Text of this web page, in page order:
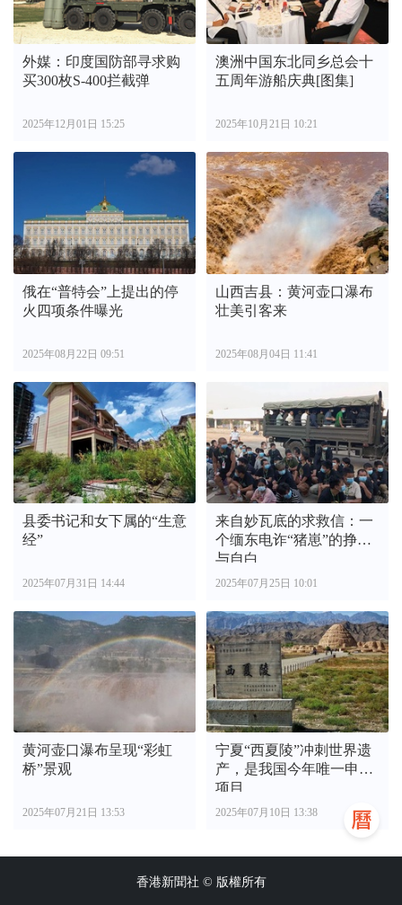
外媒：印度国防部寻求购
买300枚S-400拦截弹
2025年12月01日 15:25
澳洲中国东北同乡总会十
五周年游船庆典[图集]
2025年10月21日 10:21
俄在“普特会”上提出的停
火四项条件曝光
2025年08月22日 09:51
山西吉县：黄河壶口瀑布
壮美引客来
2025年08月04日 11:41
县委书记和女下属的“生意
经”
2025年07月31日 14:44
来自妙瓦底的求救信：一
个缅东电诈“猪崽”的挣扎
与自白
2025年07月25日 10:01
黄河壶口瀑布呈现“彩虹
桥”景观
2025年07月21日 13:53
宁夏“西夏陵”冲刺世界遗
产，是我国今年唯一申报
项目
2025年07月10日 13:38
香港新聞社 © 版權所有